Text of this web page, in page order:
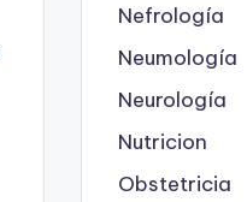
Nefrología
Neumología
Neurología
Nutricion
Obstetricia